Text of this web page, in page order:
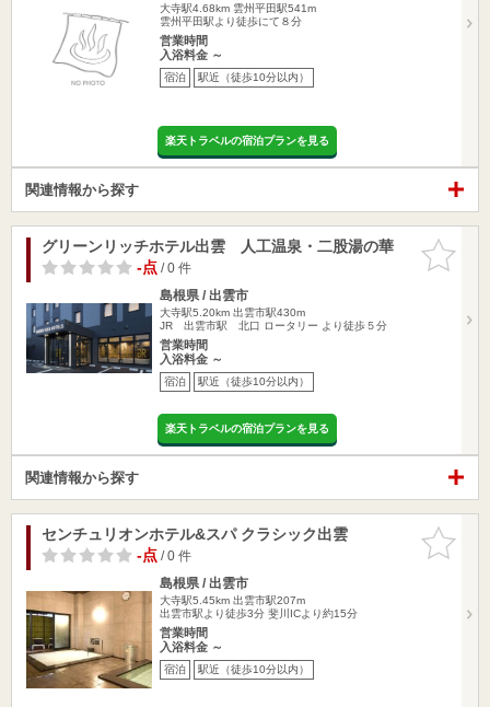
大寺駅4.68km 雲州平田駅541m
雲州平田駅より徒歩にて８分
営業時間
入浴料金 ～
宿泊 駅近（徒歩10分以内）
楽天トラベルの宿泊プランを見る
関連情報から探す
お気に入
りに追加
グリーンリッチホテル出雲 人工温泉・二股湯の華
-点/ 0 件
島根県 / 出雲市
大寺駅5.20km 出雲市駅430m
JR 出雲市駅 北口 ロータリー より徒歩５分
営業時間
入浴料金 ～
宿泊 駅近（徒歩10分以内）
楽天トラベルの宿泊プランを見る
関連情報から探す
お気に入
りに追加
センチュリオンホテル&スパ クラシック出雲
-点/ 0 件
島根県 / 出雲市
大寺駅5.45km 出雲市駅207m
出雲市駅より徒歩3分 斐川ICより約15分
営業時間
入浴料金 ～
宿泊 駅近（徒歩10分以内）